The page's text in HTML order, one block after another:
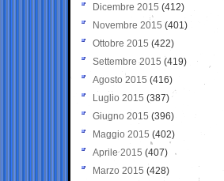
Dicembre 2015 (412)
Novembre 2015 (401)
Ottobre 2015 (422)
Settembre 2015 (419)
Agosto 2015 (416)
Luglio 2015 (387)
Giugno 2015 (396)
Maggio 2015 (402)
Aprile 2015 (407)
Marzo 2015 (428)